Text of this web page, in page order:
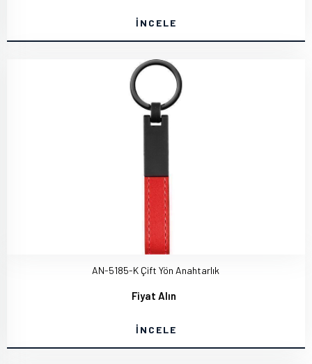
İNCELE
AN-5185-K Çift Yön Anahtarlık
Fiyat Alın
İNCELE